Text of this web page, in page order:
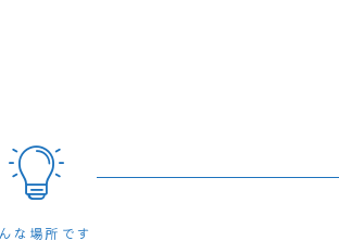
な場所です